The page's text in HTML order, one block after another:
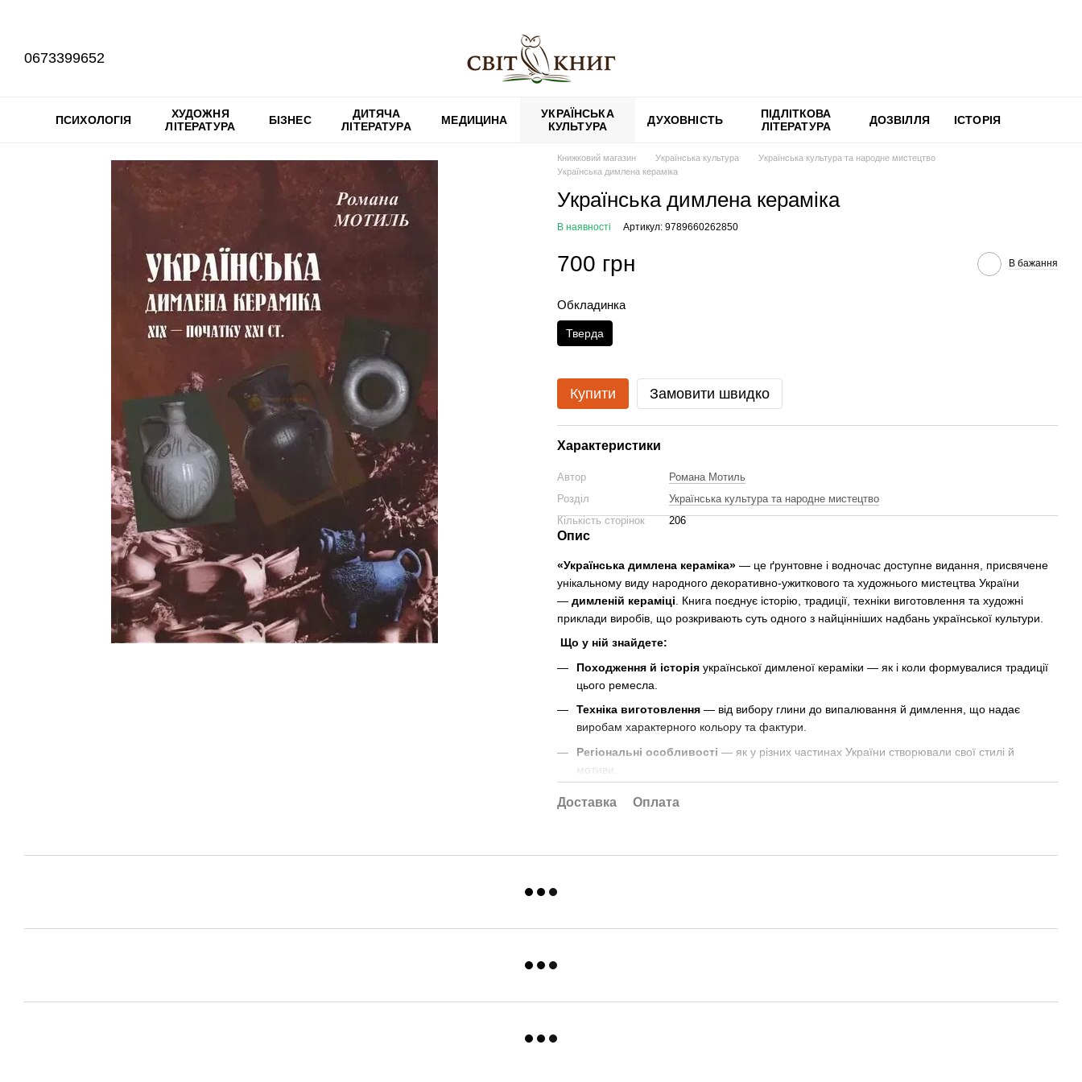
0673399652
ПСИХОЛОГІЯ
ХУДОЖНЯ
ЛІТЕРАТУРА
БІЗНЕС
ДИТЯЧА
ЛІТЕРАТУРА
МЕДИЦИНА
УКРАЇНСЬКА
КУЛЬТУРА
ДУХОВНІСТЬ
ПІДЛІТКОВА
ЛІТЕРАТУРА
ДОЗВІЛЛЯ ІСТОРІЯ
Книжковий магазин Українська культура
Українська культура та народне мистецтво
Українська димлена кераміка
Українська димлена кераміка
В наявності Артикул: 9789660262850
700 грн В бажання
Обкладинка
Тверда
Купити Замовити швидко
Характеристики
Автор
Романа Мотиль
Розділ
Українська культура та народне мистецтво
Кількість сторінок
206
Опис
«Українська димлена кераміка» — це ґрунтовне і водночас доступне видання, присвячене
унікальному виду народного декоративно‑ужиткового та художнього мистецтва України
— димленій кераміці . Книга поєднує історію, традиції, техніки виготовлення та художні
приклади виробів, що розкривають суть одного з найцінніших надбань української культури.
Що у ній знайдете:
Походження й історія української димленої кераміки — як і коли формувалися традиції
цього ремесла.
Техніка виготовлення — від вибору глини до випалювання й димлення, що надає
виробам характерного кольору та фактури.
Регіональні особливості — як у різних частинах України створювали свої стилі й
мотиви.
форм і стилів.
а й виразним носієм символів, вірувань та естетичних ідеалів народного мистецтва.
Доставка Оплата